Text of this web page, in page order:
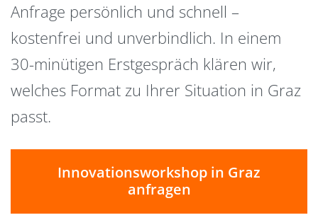
Anfrage persönlich und schnell –
kostenfrei und unverbindlich. In einem
30-minütigen Erstgespräch klären wir,
welches Format zu Ihrer Situation in Graz
passt.
Innovationsworkshop in Graz
anfragen